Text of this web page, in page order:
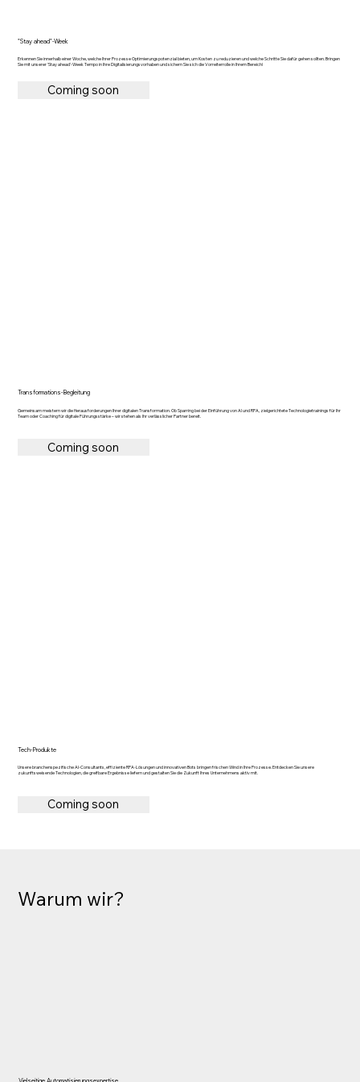
"Stay ahead"-Week
Erkennen Sie innerhalb einer Woche, welche Ihrer Prozesse Optimierungspotenzial bieten, um Kosten zu reduzieren und welche Schritte Sie dafür gehen sollten. Bringen
Sie mit unserer 'Stay ahead'-Week Tempo in Ihre Digitalisierungsvorhaben und sichern Sie sich die Vorreiterrolle in Ihrem Bereich!
Coming soon
Transformations-Begleitung
Gemeinsam meistern wir die Herausforderungen Ihrer digitalen Transformation. Ob Sparring bei der Einführung von AI und RPA, zielgerichtete Technologietrainings für Ihr
Team oder Coaching für digitale Führungsstärke – wir stehen als Ihr verlässlicher Partner bereit.
Coming soon
Tech-Produkte
Unsere branchenspezifische AI-Consultants, effiziente RPA-Lösungen und innovativen Bots bringen frischen Wind in Ihre Prozesse. Entdecken Sie unsere
zukunftsweisende Technologien, die greifbare Ergebnisse liefern und gestalten Sie die Zukunft Ihres Unternehmens aktiv mit.
Coming soon
Warum wir?